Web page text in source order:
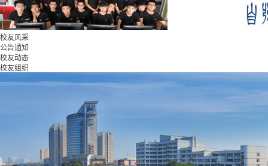
校友风采
公告通知
校友动态
校友组织